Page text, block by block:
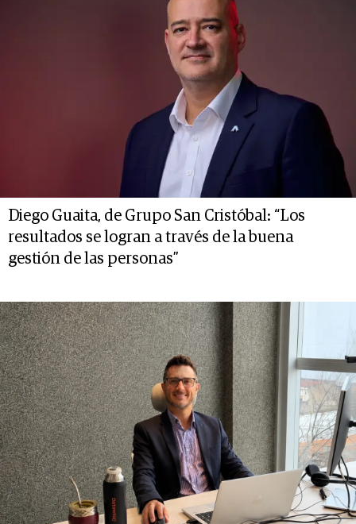
Diego Guaita, de Grupo San Cristóbal: “Los
resultados se logran a través de la buena
gestión de las personas”